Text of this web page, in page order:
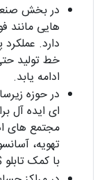
در بخش
هایی مانند
دارد.
خط تولید
ادامه یابد.
در حوزه
ای ایده آل
مجتمع های
تهویه،
با کمک تابلو ATS روشن می شوند.